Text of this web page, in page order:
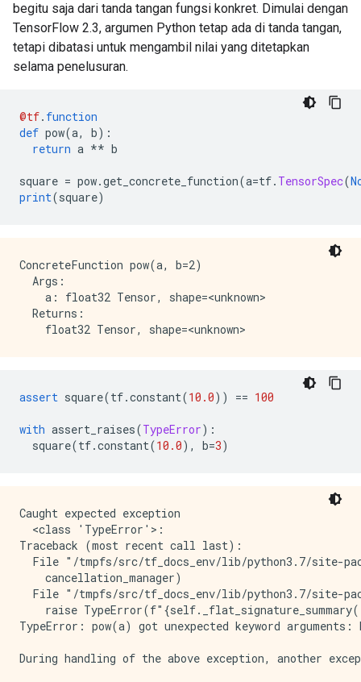
begitu saja dari tanda tangan fungsi konkret. Dimulai dengan
TensorFlow 2.3, argumen Python tetap ada di tanda tangan,
tetapi dibatasi untuk mengambil nilai yang ditetapkan
selama penelusuran.
@tf. function
def pow(a, b):
return a ** b
square = pow.get_concrete_function(a=tf. TensorSpec(
print(square)
ConcreteFunction pow(a, b=2)
  Args:
    a: float32 Tensor, shape=<unknown>
  Returns:
assert square(tf.constant(10.0)) == 100
with assert_raises(TypeError):
square(tf.constant(10.0), b=3)
Caught expected exception
  <class 'TypeError'>:
Traceback (most recent call last):
File "/tmpfs/src/tf_docs_env/lib/python3.7/site-
    cancellation_manager)
File "/tmpfs/src/tf_docs_env/lib/python3.7/site-
raise
TypeError: pow(a) got unexpected keyword arguments:
During handling of the above exception, another